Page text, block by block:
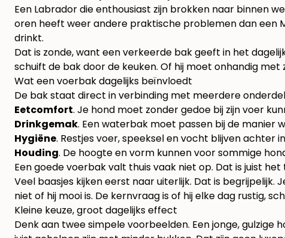
Een Labrador die enthousiast zijn brokken naar binnen
oren heeft weer andere praktische problemen dan een
drinkt.
Dat is zonde, want een verkeerde bak geeft in het
schuift de bak door de keuken. Of hij moet onhandig
Wat een voerbak dagelijks beïnvloedt
De bak staat direct in verbinding met meerdere
Eetcomfort. Je hond moet zonder gedoe bij zijn voer
Drinkgemak. Een waterbak moet passen bij de manier
Hygiëne. Restjes voer, speeksel en vocht blijven achter
Houding. De hoogte en vorm kunnen voor sommige
Een goede voerbak valt thuis vaak niet op. Dat is juist
Veel baasjes kijken eerst naar uiterlijk. Dat is
niet of hij mooi is. De kernvraag is of hij elke dag rustig,
Kleine keuze, groot dagelijks effect
Denk aan twee simpele voorbeelden. Een jonge,